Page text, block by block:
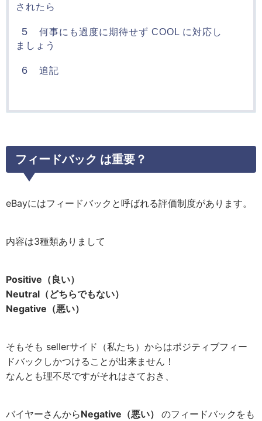
されたら
5
何事にも過度に期待せず COOL に対応し
ましょう
6 追記
フィードバック は重要？
eBayにはフィードバックと呼ばれる評価制度があります。
内容は3種類ありまして
Positive（良い）
Neutral（どちらでもない）
Negative（悪い）
そもそも sellerサイド（私たち）からはポジティブフィー
ドバックしかつけることが出来ません！
なんとも理不尽ですがそれはさておき、
バイヤーさんからNegative（悪い） のフィードバックをも